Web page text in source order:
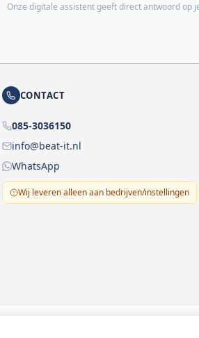
Onze digitale assistent geeft direct antwoord op
CONTACT
085-3036150
info@beat-it.nl
WhatsApp
Wij leveren alleen aan bedrijven/instellingen